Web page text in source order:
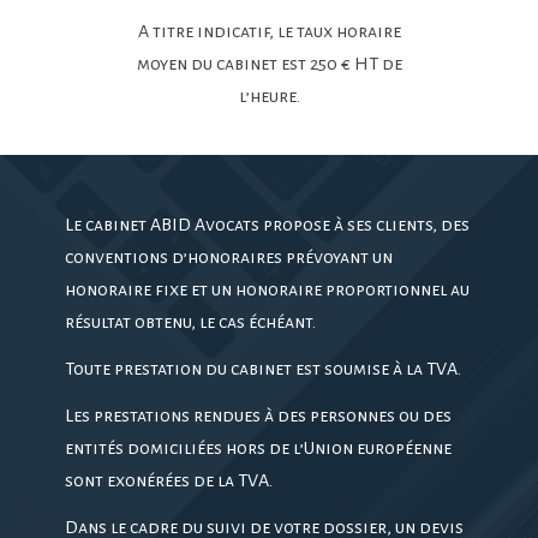
A titre indicatif, le taux horaire
moyen du cabinet est 250 € HT de
l’heure.
Le cabinet ABID Avocats propose à ses clients, des
conventions d’honoraires prévoyant un
honoraire fixe et un honoraire proportionnel au
résultat obtenu, le cas échéant.
Toute prestation du cabinet est soumise à la TVA.
Les prestations rendues à des personnes ou des
entités domiciliées hors de l’Union européenne
sont exonérées de la TVA.
Dans le cadre du suivi de votre dossier, un devis